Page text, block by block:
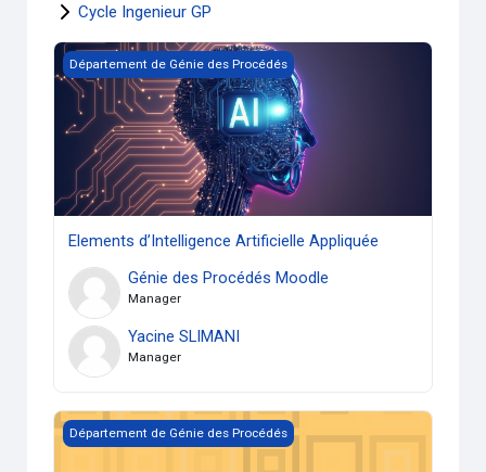
Cycle Ingenieur GP
Elements d’Intelligence Artificielle Appliquée
Département de Génie des Procédés
Elements d’Intelligence Artificielle Appliquée
Génie des Procédés Moodle
Manager
Yacine SLIMANI
Manager
Espace Communication avec les étudiants (GP)
Département de Génie des Procédés